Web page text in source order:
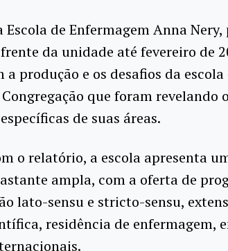
de Enfermagem Anna
da unidade até fevereiro de
produção e os desafios da escola
que foram revelando
de suas áreas.
o relatório, a escola apresenta
ampla, com a oferta de
lato-sensu e stricto-sensu,
residência de enfermagem,